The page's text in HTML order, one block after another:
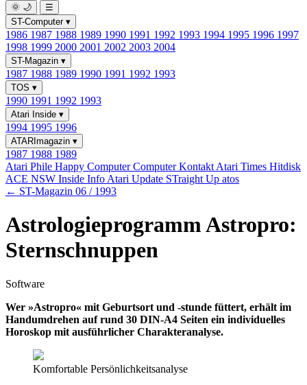
🌞 🌙
☰
ST-Computer ▾
1986 1987 1988 1989 1990 1991 1992 1993 1994 1995 1996 1997
1998 1999 2000 2001 2002 2003 2004
ST-Magazin ▾
1987 1988 1989 1990 1991 1992 1993
TOS ▾
1990 1991 1992 1993
Atari Inside ▾
1994 1995 1996
ATARImagazin ▾
1987 1988 1989
Atari Phile Happy ComputerComputer Kontakt Atari Times Hitdisk
ACE NSW Inside Info Atari Update STraight Up atos
← ST-Magazin 06 / 1993
Astrologieprogramm Astropro:
Sternschnuppen
Software
Wer »Astropro« mit Geburtsort und -stunde füttert, erhält im
Handumdrehen auf rund 30 DIN-A4 Seiten ein individuelles
Horoskop mit ausführlicher Charakteranalyse.
Komfortable Persönlichkeitsanalyse